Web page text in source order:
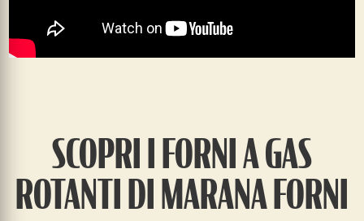
SCOPRI I FORNI A GAS
ROTANTI DI MARANA FORNI